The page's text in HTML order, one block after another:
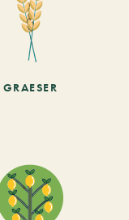
GRAESER